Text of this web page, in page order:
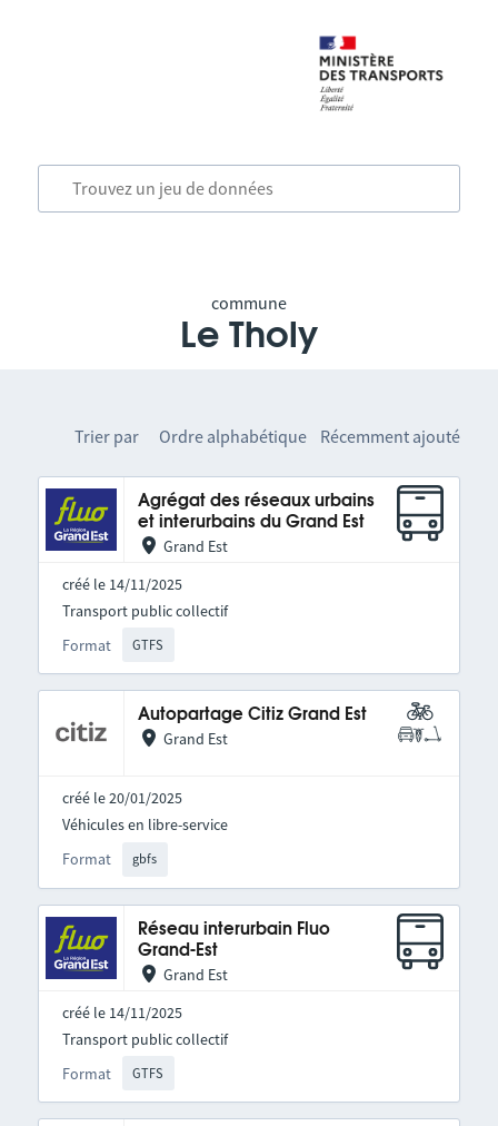
commune
Le Tholy
Trier par Ordre alphabétique Récemment ajouté
Agrégat des réseaux urbains
et interurbains du Grand Est
Grand Est
créé le 14/11/2025
Format GTFS
Transport public collectif
Autopartage Citiz Grand Est
Grand Est
créé le 20/01/2025
Format gbfs
Véhicules en libre-service
Réseau interurbain Fluo
Grand-Est
Grand Est
créé le 14/11/2025
Format GTFS
Transport public collectif